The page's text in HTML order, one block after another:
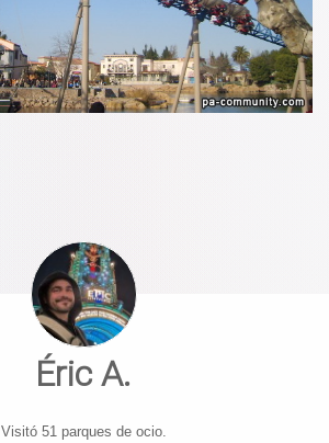
Éric A.
Visitó 51 parques de ocio.